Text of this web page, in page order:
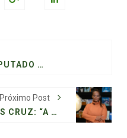
MORRE O EX-DEPUTADO FEDERAL LUIZ ALBERTO, UMA DAS MAIORES LIDERANÇAS DO MOVIMENTO NEGRO DO BRASIL
Próximo Post
ELIANA ALVES CRUZ: “A LITERATURA PODE IMAGINAR UM FUTURO PARA O BRASIL”